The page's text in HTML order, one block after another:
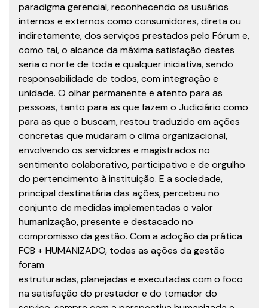
paradigma gerencial, reconhecendo os usuários
internos e externos como consumidores, direta ou
indiretamente, dos serviços prestados pelo Fórum e,
como tal, o alcance da máxima satisfação destes
seria o norte de toda e qualquer iniciativa, sendo
responsabilidade de todos, com integração e
unidade. O olhar permanente e atento para as
pessoas, tanto para as que fazem o Judiciário como
para as que o buscam, restou traduzido em ações
concretas que mudaram o clima organizacional,
envolvendo os servidores e magistrados no
sentimento colaborativo, participativo e de orgulho
do pertencimento à instituição. E a sociedade,
principal destinatária das ações, percebeu no
conjunto de medidas implementadas o valor
humanização, presente e destacado no
compromisso da gestão. Com a adoção da prática
FCB + HUMANIZADO, todas as ações da gestão
foram
estruturadas, planejadas e executadas com o foco
na satisfação do prestador e do tomador do